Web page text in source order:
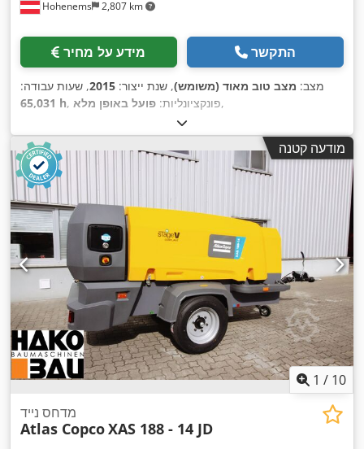
Hohenems 2,807 km
מידע על מחיר התקשר
מצב: מצב טוב מאוד (משומש), שנת ייצור: 2015, שעות עבודה:
65,031 h
, פונקציונליות: פועל באופן מלא ,
מודעה קטנה
1 / 10
מדחס נייד
Atlas CopcoXAS 188 - 14 JD